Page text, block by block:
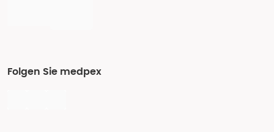
Folgen Sie medpex